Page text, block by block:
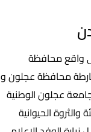
واقع محافظة
محافظة عجلون و
عجلون الوطنية
الحيوانية